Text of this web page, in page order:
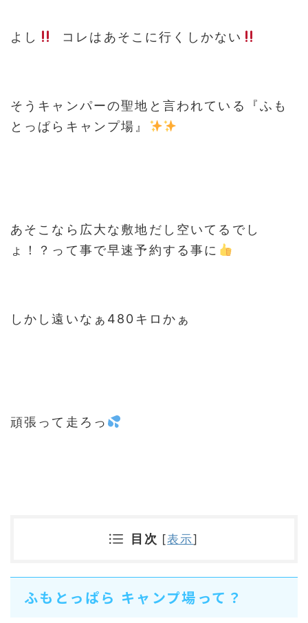
よし コレはあそこに行くしかない
そうキャンパーの聖地と言われている『ふも
とっぱらキャンプ場』
あそこなら広大な敷地だし空いてるでし
ょ！？って事で早速予約する事に
しかし遠いなぁ480キロかぁ
頑張って走ろっ
目次 [表示]
ふもとっぱら キャンプ場って？